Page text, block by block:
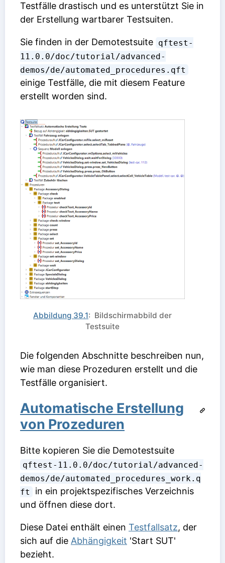
Testfälle drastisch und es unterstützt Sie in
der Erstellung wartbarer Testsuiten.
Sie finden in der Demotestsuite qftest-
11.0.0/doc/tutorial/advanced-
demos/de/automated_procedures.qft
einige Testfälle, die mit diesem Feature
erstellt worden sind.
Abbildung 39.1: Bildschirmabbild der
Testsuite
Die folgenden Abschnitte beschreiben nun,
wie man diese Prozeduren erstellt und die
Testfälle organisiert.
Automatische Erstellung
von Prozeduren
Bitte kopieren Sie die Demotestsuite
qftest-11.0.0/doc/tutorial/advanced-
demos/de/automated_procedures_work.q
ft
in ein projektspezifisches Verzeichnis
und öffnen diese dort.
Diese Datei enthält einen Testfallsatz, der
sich auf die Abhängigkeit 'Start SUT'
bezieht.